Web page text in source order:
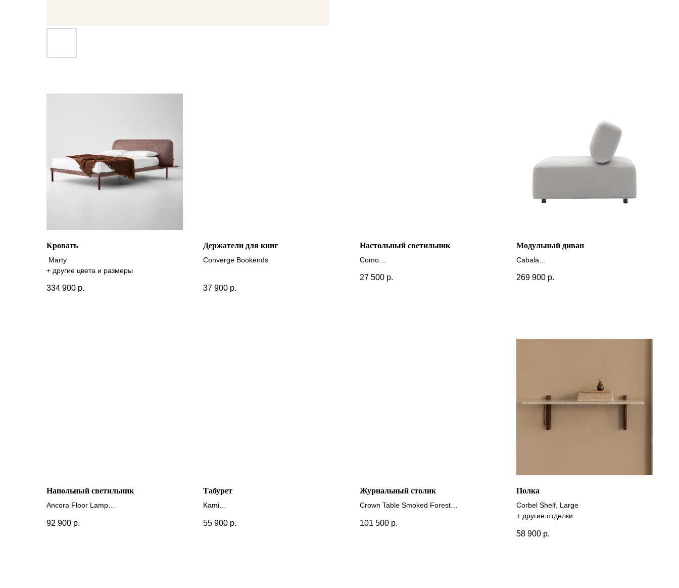
Кровать
Marty
+ другие цвета и размеры
334 900 р.
Держатели для книг
Converge Bookends
37 900 р.
Настольный светильник
Como
27 500 р.
Модульный диван
Cabala
269 900 р.
Напольный светильник
Ancora Floor Lamp
92 900 р.
Табурет
Kami
55 900 р.
Журнальный столик
Crown Table Smoked Forest
101 500 р.
Полка
Corbel Shelf, Large
+ другие отделки
58 900 р.